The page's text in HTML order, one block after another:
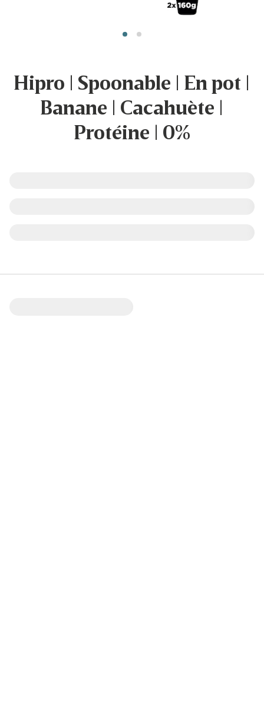
Hipro | Spoonable | En pot |
Banane | Cacahuète |
Protéine | 0%